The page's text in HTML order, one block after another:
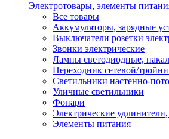
Электротовары, элементы
Все товары
Аккумуляторы, зарядные
Выключатели розетки
Звонки электрические
Лампы светодиодные,
Переходник сетевой/
Светильники настенно-
Уличные светильники
Фонари
Электрические
Элементы питания